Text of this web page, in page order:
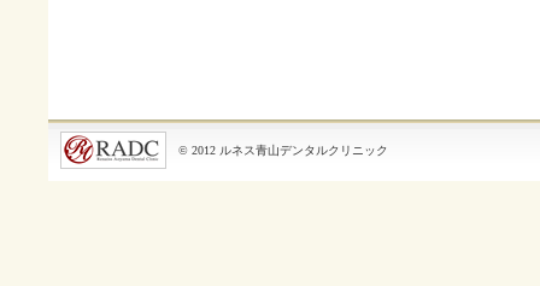
© 2012 ルネス青山デンタルクリニック